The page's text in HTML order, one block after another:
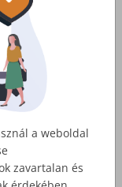
a weboldal
zavartalan és